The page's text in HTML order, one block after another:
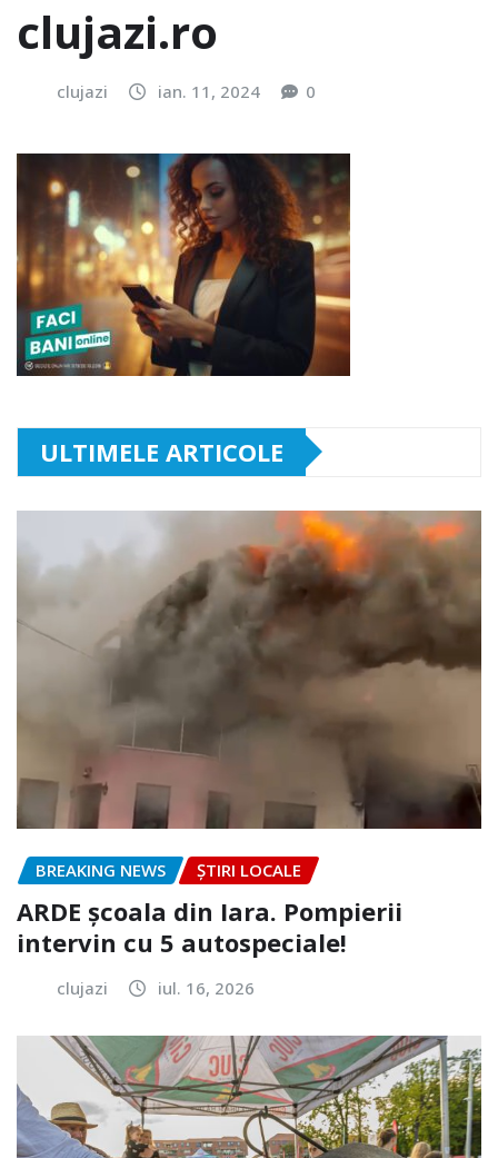
clujazi.ro
clujazi ian. 11, 2024 0
ULTIMELE ARTICOLE
BREAKING NEWS ȘTIRI LOCALE
ARDE școala din Iara. Pompierii
intervin cu 5 autospeciale!
clujazi iul. 16, 2026